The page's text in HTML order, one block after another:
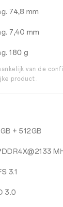
74,8 mm
7,40 mm
180 g
van de
product.
+ 512GB
3.1
3.0